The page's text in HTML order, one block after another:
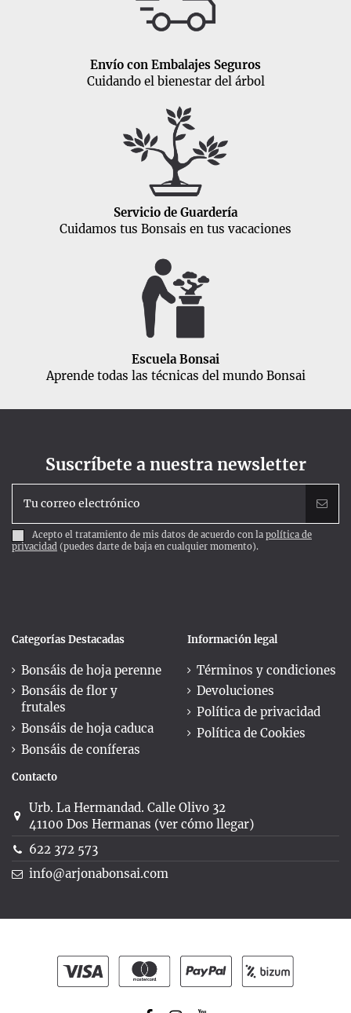
Envío con Embalajes Seguros
Cuidando el bienestar del árbol
Servicio de Guardería
Cuidamos tus Bonsais en tus vacaciones
Escuela Bonsai
Aprende todas las técnicas del mundo Bonsai
Suscríbete a nuestra newsletter
Acepto el tratamiento de mis datos de acuerdo con la política de
privacidad (puedes darte de baja en cualquier momento).
Categorías Destacadas
Bonsáis de hoja perenne
Bonsáis de flor y
frutales
Bonsáis de hoja caduca
Bonsáis de coníferas
Información legal
Términos y condiciones
Devoluciones
Política de privacidad
Política de Cookies
Contacto
Urb. La Hermandad. Calle Olivo 32
41100 Dos Hermanas (ver cómo llegar)
622 372 573
info@arjonabonsai.com